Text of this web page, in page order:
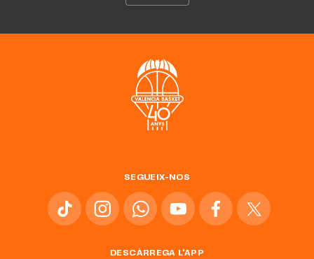
SEGUEIX-NOS
DESCÀRREGA L'APP